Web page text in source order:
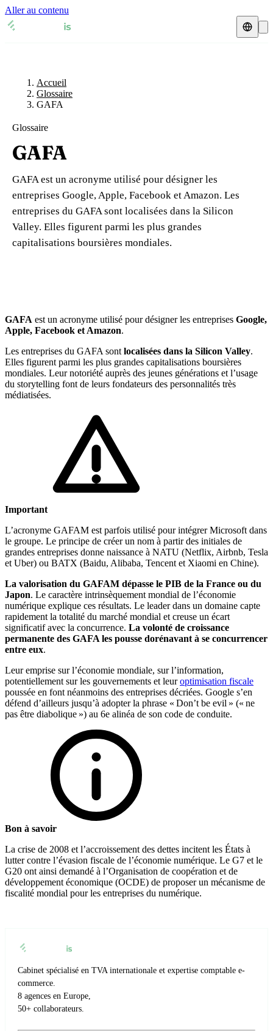
Aller au contenu
🇫🇷 France
🇬🇧 Royaume-Uni
🇧🇪 Belgique
Allemagne
🇮🇹 Italie
🇳🇴 Norvège
Voir tous les pays
Amazon
Fiches TVA
🇫🇷 France
🇬🇧
🇨🇭 Suisse
🇧🇪
🇩🇪Allemagne
🇮🇹 Italie
🇳🇱 Pays-Bas
Toutes les fiches pays
Expert-comptable
Expert-comptable e-commerce
Expert-comptable Amazon
Ressources & Blog
Blog
Glossaire
Vérifier un n° TVA
Calculateur de TVA
Accueil
Glossaire
GAFA
Glossaire
GAFA
GAFA est un acronyme utilisé pour désigner les
entreprises Google, Apple, Facebook et Amazon. Les
entreprises du GAFA sont localisées dans la Silicon
Valley. Elles figurent parmi les plus grandes
capitalisations boursières mondiales.
GAFA est un acronyme utilisé pour désigner les entreprises Google,
Apple, Facebook et Amazon.
Les entreprises du GAFA sont localisées dans la Silicon Valley.
Elles figurent parmi les plus grandes capitalisations boursières
mondiales. Leur notoriété auprès des jeunes générations et l’usage
du storytelling font de leurs fondateurs des personnalités très
médiatisées.
Important
L’acronyme GAFAM est parfois utilisé pour intégrer Microsoft dans
le groupe. Le principe de créer un nom à partir des initiales de
grandes entreprises donne naissance à NATU (Netflix, Airbnb, Tesla
et Uber) ou BATX (Baidu, Alibaba, Tencent et Xiaomi en Chine).
La valorisation du GAFAM dépasse le PIB de la France ou du
Japon. Le caractère intrinsèquement mondial de l’économie
numérique explique ces résultats. Le leader dans un domaine capte
rapidement la totalité du marché mondial et creuse un écart
significatif avec la concurrence. La volonté de croissance
permanente des GAFA les pousse dorénavant à se concurrencer
entre eux.
Leur emprise sur l’économie mondiale, sur l’information,
potentiellement sur les gouvernements et leuroptimisation fiscale
poussée en font néanmoins des entreprises décriées. Google s’en
défend d’ailleurs jusqu’à adopter la phrase « Don’t be evil » (« ne
pas être diabolique ») au 6e alinéa de son code de conduite.
Bon à savoir
La crise de 2008 et l’accroissement des dettes incitent les États à
lutter contre l’évasion fiscale de l’économie numérique. Le G7 et le
G20 ont ainsi demandé à l’Organisation de coopération et de
développement économique (OCDE) de proposer un mécanisme de
fiscalité mondial pour les entreprises du numérique.
Cabinet spécialisé en TVA internationale et expertise comptable e-
commerce.
8 agences en Europe,
50+ collaborateurs.